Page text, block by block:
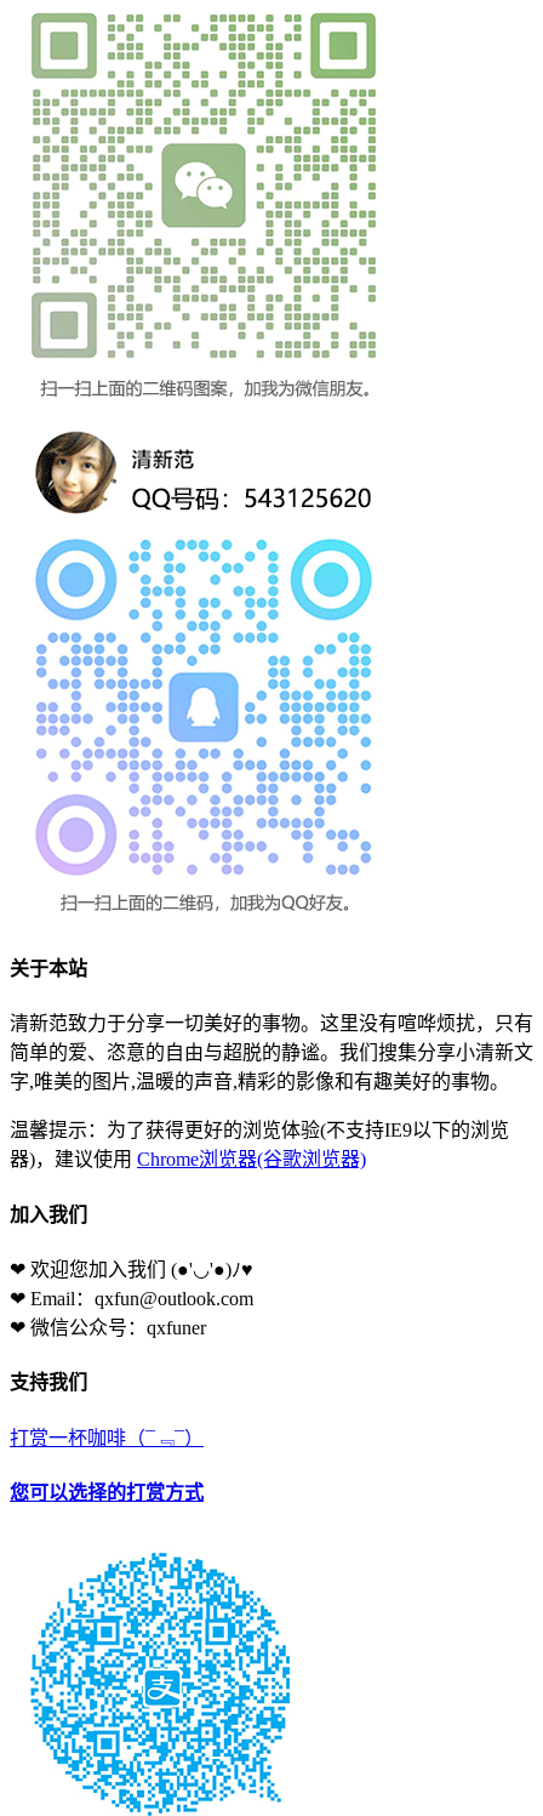
关于本站
清新范致力于分享一切美好的事物。这里没有喧哗烦扰，只有
简单的爱、恣意的自由与超脱的静谧。我们搜集分享小清新文
字,唯美的图片,温暖的声音,精彩的影像和有趣美好的事物。
温馨提示：为了获得更好的浏览体验(不支持IE9以下的浏览
器)，建议使用 Chrome浏览器(谷歌浏览器)
加入我们
❤ 欢迎您加入我们 (●'◡'●)ﾉ♥
❤ Email：qxfun@outlook.com
❤ 微信公众号：qxfuner
支持我们
打赏一杯咖啡 （¯﹃¯）
您可以选择的打赏方式